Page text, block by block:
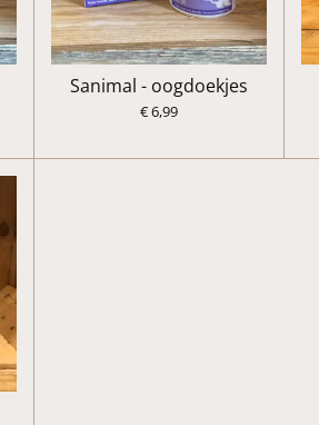
Sanimal - oogdoekjes
€ 6,99